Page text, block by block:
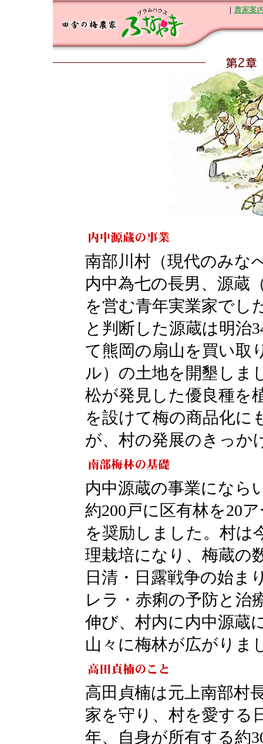
｜ 農家案
南部川村（現代のみな
内中為七の長男、源蔵
を営む青年実業家でし
と判断した源蔵は明治
て熊岡の扇山を買い取
ル）の土地を開墾しま
松が発見した優良種を
を設けて梅の商品化に
が、村の発展のきっか
内中源蔵の事業になら
約200戸に区有林を20
を奨励しました。村は
理栽培になり、梅蔵の
日清・日露戦争の始ま
レラ・赤痢の予防と治
伸び、村内に内中源蔵
山々に梅林が広がりま
高田貞楠は元上南部村
家を守り、村を愛する
年、自身が所有する約